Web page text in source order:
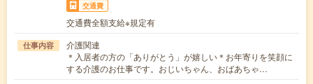
交通費
交通費全額支給※規定有
仕事内容
介護関連
＊入居者の方の「ありがとう」が嬉しい＊お年寄りを笑顔に
する介護のお仕事です。おじいちゃん、おばあちゃ…